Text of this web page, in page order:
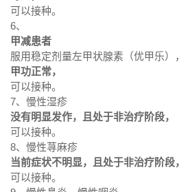
可以接种。
6、
甲减患者
服用稳定剂量左甲状腺素（优甲乐），
甲功正常，
可以接种。
7、慢性湿疹
没有明显发作，且处于非治疗阶段，
可以接种。
8、慢性荨麻疹
当前症状不明显，且处于非治疗阶段，
可以接种。